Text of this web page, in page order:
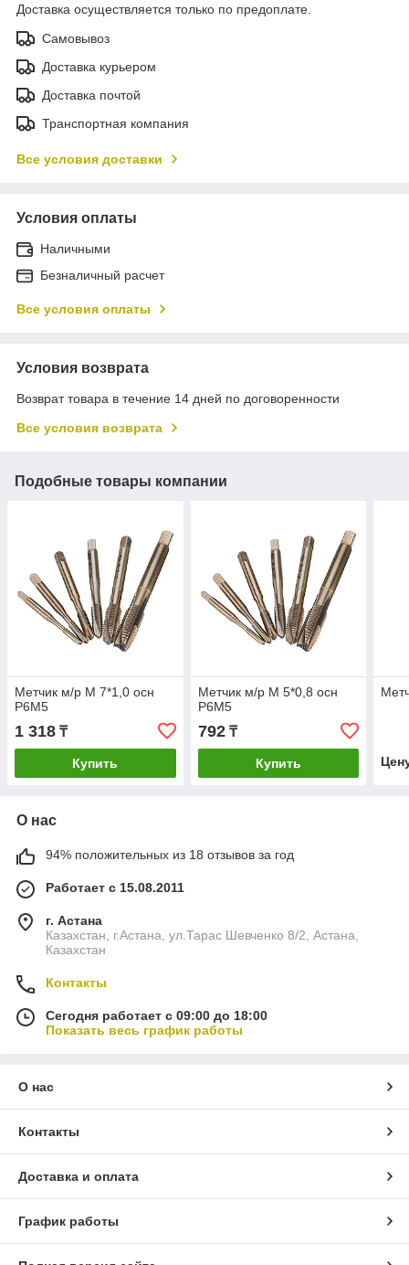
Доставка осуществляется только по предоплате.
Самовывоз
Доставка курьером
Доставка почтой
Транспортная компания
Все условия доставки
Условия оплаты
Наличными
Безналичный расчет
Все условия оплаты
Условия возврата
Возврат товара в течение 14 дней по договоренности
Все условия возврата
Подобные товары компании
Метчик м/р М 7*1,0 осн
Р6М5
1 318 ₸
Купить
Метчик м/р М 5*0,8 осн
Р6М5
792₸
Купить
О нас
94% положительных из 18 отзывов за год
Работает с 15.08.2011
г. Астана
Казахстан, г.Астана, ул.Тарас Шевченко 8/2, Астана,
Казахстан
Контакты
Сегодня работает с 09:00 до 18:00
Показать весь график работы
О нас
Контакты
Доставка и оплата
График работы